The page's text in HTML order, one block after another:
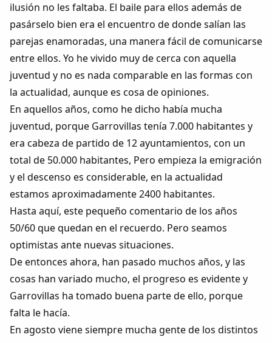
La palra
Modo oscuro
ilusión no les faltaba. El baile para ellos además de
pasárselo bien era el encuentro de donde salían las
parejas enamoradas, una manera fácil de comunicarse
entre ellos. Yo he vivido muy de cerca con aquella
juventud y no es nada comparable en las formas con
la actualidad, aunque es cosa de opiniones.
En aquellos años, como he dicho había mucha
juventud, porque Garrovillas tenía 7.000 habitantes y
era cabeza de partido de 12 ayuntamientos, con un
total de 50.000 habitantes, Pero empieza la emigración
y el descenso es considerable, en la actualidad
estamos aproximadamente 2400 habitantes.
Hasta aquí, este pequeño comentario de los años
50/60 que quedan en el recuerdo. Pero seamos
optimistas ante nuevas situaciones.
De entonces ahora, han pasado muchos años, y las
cosas han variado mucho, el progreso es evidente y
Garrovillas ha tomado buena parte de ello, porque
falta le hacía.
En agosto viene siempre mucha gente de los distintos